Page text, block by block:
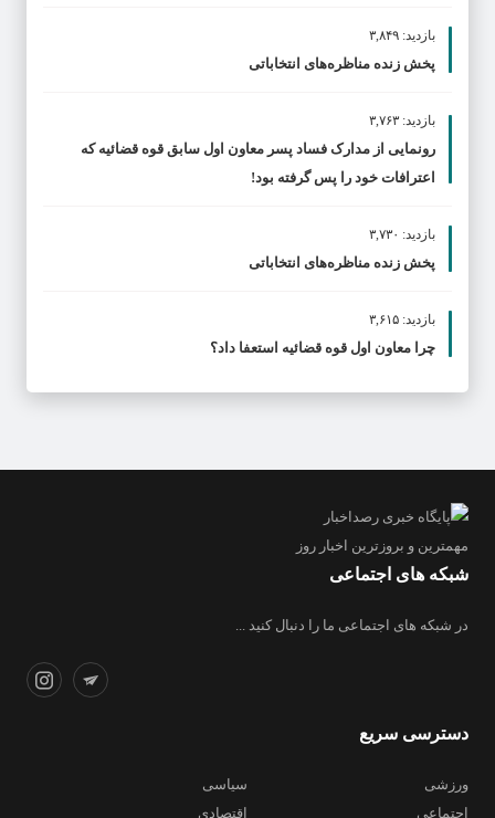
بازدید: ۳,۸۴۹
پخش زنده مناظره‌های انتخاباتی
بازدید: ۳,۷۶۳
رونمایی از مدارک فساد پسر معاون اول سابق قوه قضائیه که
اعترافات خود را پس گرفته بود!
بازدید: ۳,۷۳۰
پخش زنده مناظره‌های انتخاباتی
بازدید: ۳,۶۱۵
چرا معاون اول قوه قضائیه استعفا داد؟
مهمترین و بروز‌ترین اخبار روز
شبکه های اجتماعی
در شبکه های اجتماعی ما را دنبال کنید ...
دسترسی سریع
ورزشی
سیاسی
اجتماعی
اقتصادی